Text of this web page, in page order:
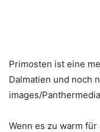
Primosten ist eine
Dalmatien und noch
images/Panthermedia
Wenn es zu warm